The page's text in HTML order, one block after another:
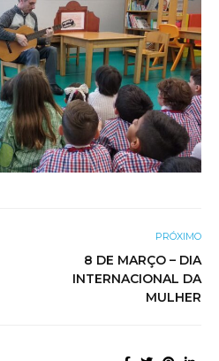
PRÓXIMO
8 DE MARÇO – DIA
INTERNACIONAL DA
MULHER